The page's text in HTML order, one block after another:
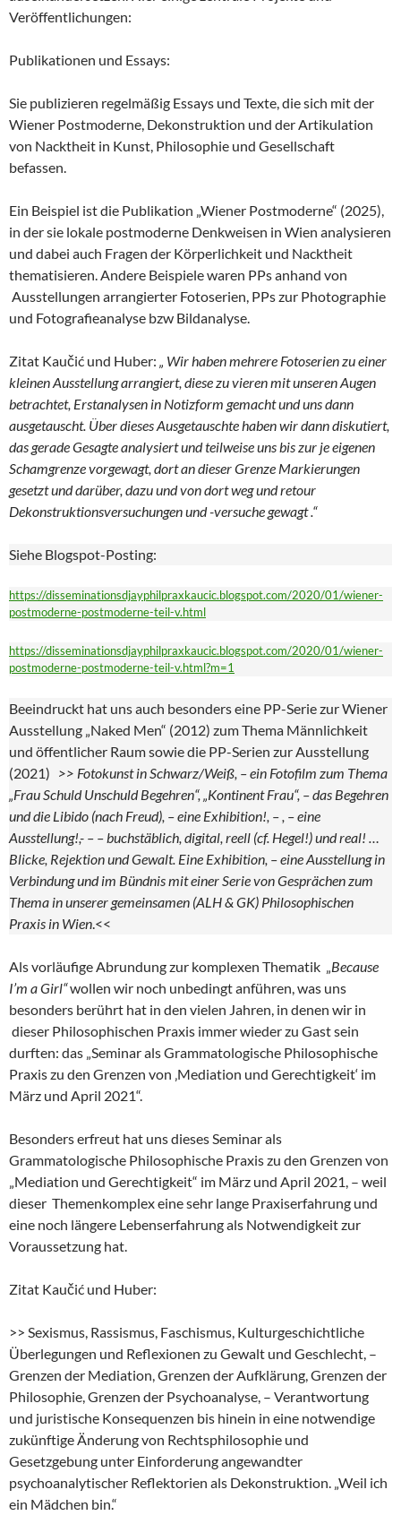
Veröffentlichungen:
Publikationen und Essays:
Sie publizieren regelmäßig Essays und Texte, die sich mit der
Wiener Postmoderne, Dekonstruktion und der Artikulation
von Nacktheit in Kunst, Philosophie und Gesellschaft
befassen.
Ein Beispiel ist die Publikation „Wiener Postmoderne“ (2025),
in der sie lokale postmoderne Denkweisen in Wien analysieren
und dabei auch Fragen der Körperlichkeit und Nacktheit
thematisieren. Andere Beispiele waren PPs anhand von
Ausstellungen arrangierter Fotoserien, PPs zur Photographie
und Fotografieanalyse bzw Bildanalyse.
Zitat Kaučić und Huber: „ Wir haben mehrere Fotoserien zu einer
kleinen Ausstellung arrangiert, diese zu vieren mit unseren Augen
betrachtet, Erstanalysen in Notizform gemacht und uns dann
ausgetauscht. Über dieses Ausgetauschte haben wir dann diskutiert,
das gerade Gesagte analysiert und teilweise uns bis zur je eigenen
Schamgrenze vorgewagt, dort an dieser Grenze Markierungen
gesetzt und darüber, dazu und von dort weg und retour
Dekonstruktionsversuchungen und -versuche gewagt .“
Siehe Blogspot-Posting:
https://disseminationsdjayphilpraxkaucic.blogspot.com/2020/01/wiener-
postmoderne-postmoderne-teil-v.html
https://disseminationsdjayphilpraxkaucic.blogspot.com/2020/01/wiener-
postmoderne-postmoderne-teil-v.html?m=1
Beeindruckt hat uns auch besonders eine PP-Serie zur Wiener
Ausstellung „Naked Men“ (2012) zum Thema Männlichkeit
und öffentlicher Raum sowie die PP-Serien zur Ausstellung
(2021) >> Fotokunst in Schwarz/Weiß, – ein Fotofilm zum Thema
„Frau Schuld Unschuld Begehren“, „Kontinent Frau“, – das Begehren
und die Libido (nach Freud), – eine Exhibition!, – , – eine
Ausstellung!,- – – buchstäblich, digital, reell (cf. Hegel!) und real! …
Blicke, Rejektion und Gewalt. Eine Exhibition, – eine Ausstellung in
Verbindung und im Bündnis mit einer Serie von Gesprächen zum
Thema in unserer gemeinsamen (ALH & GK) Philosophischen
Praxis in Wien.<<
Als vorläufige Abrundung zur komplexen Thematik „Because
I’m a Girl“wollen wir noch unbedingt anführen, was uns
besonders berührt hat in den vielen Jahren, in denen wir in
dieser Philosophischen Praxis immer wieder zu Gast sein
durften: das „Seminar als Grammatologische Philosophische
Praxis zu den Grenzen von ‚Mediation und Gerechtigkeit‘ im
März und April 2021“.
Besonders erfreut hat uns dieses Seminar als
Grammatologische Philosophische Praxis zu den Grenzen von
„Mediation und Gerechtigkeit“ im März und April 2021, – weil
dieser Themenkomplex eine sehr lange Praxiserfahrung und
eine noch längere Lebenserfahrung als Notwendigkeit zur
Voraussetzung hat.
Zitat Kaučić und Huber:
>> Sexismus, Rassismus, Faschismus, Kulturgeschichtliche
Überlegungen und Reflexionen zu Gewalt und Geschlecht, –
Grenzen der Mediation, Grenzen der Aufklärung, Grenzen der
Philosophie, Grenzen der Psychoanalyse, – Verantwortung
und juristische Konsequenzen bis hinein in eine notwendige
zukünftige Änderung von Rechtsphilosophie und
Gesetzgebung unter Einforderung angewandter
psychoanalytischer Reflektorien als Dekonstruktion. „Weil ich
ein Mädchen bin.“